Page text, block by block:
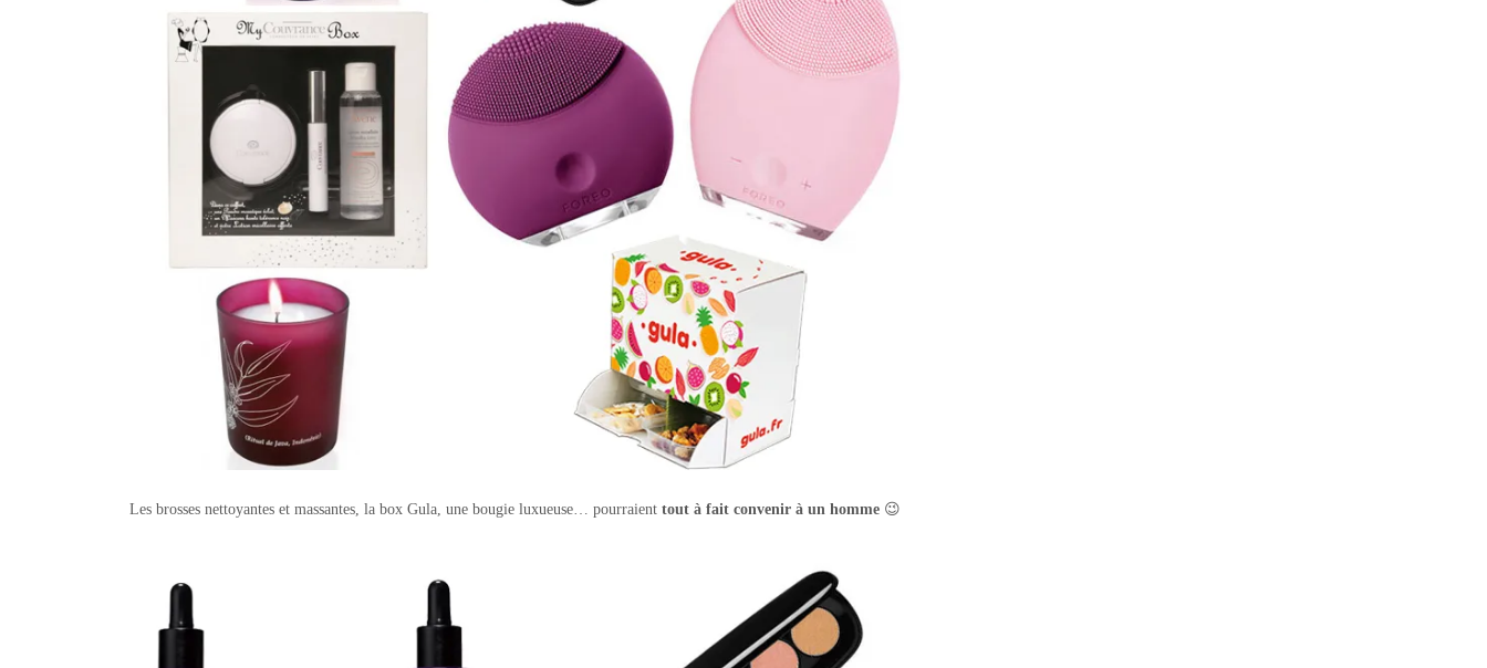
Les brosses nettoyantes et massantes, la box Gula, une bougie luxueuse… pourraient tout à fait convenir à un homme 😉